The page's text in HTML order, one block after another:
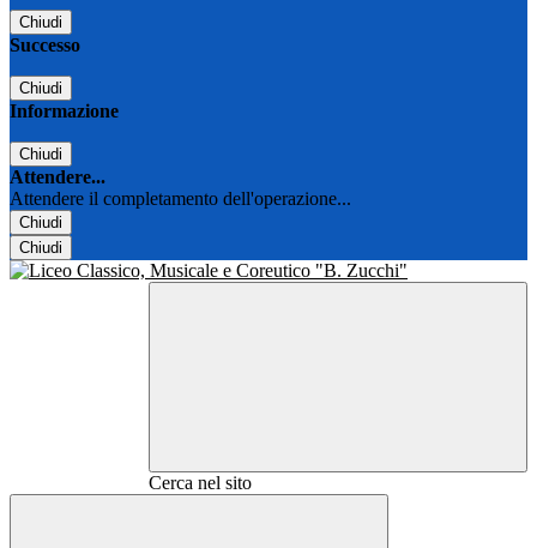
Chiudi
Successo
Chiudi
Informazione
Chiudi
Attendere...
Attendere il completamento dell'operazione...
Chiudi
Chiudi
Cerca nel sito